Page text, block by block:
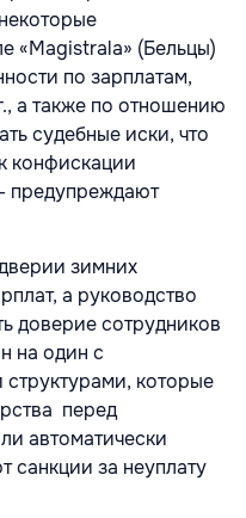
«Magistrala» (Бельцы)
по зарплатам,
а также по отношению
судебные иски, что
конфискации
предупреждают
зимних
а руководство
доверие сотрудников
на один с
которые
перед
автоматически
санкции за неуплату